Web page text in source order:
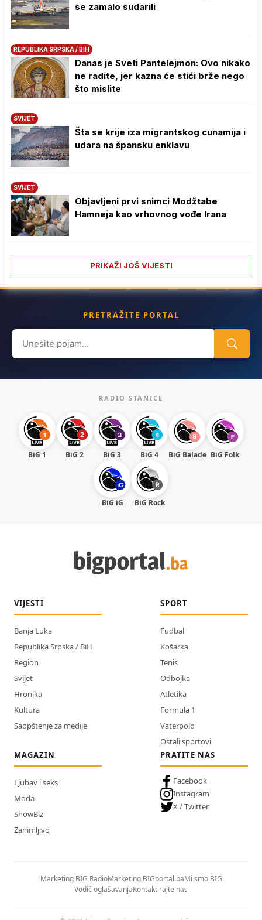
se zamalo sudarili
REPUBLIKA SRPSKA / BIH
Danas je Sveti Pantelejmon: Ovo nikako
ne radite, jer kazna će stići brže nego
što mislite
SVIJET
Šta se krije iza migrantskog cunamija i
udara na špansku enklavu
SVIJET
Objavljeni prvi snimci Modžtabe
Hamneja kao vrhovnog vođe Irana
PRIKAŽI JOŠ VIJESTI
PRETRAŽITE PORTAL
Search
for:
RADIO STANICE
BiG 1 BiG 2 BiG 3 BiG 4 BiG Balade BiG Folk
BiG iG BiG Rock
VIJESTI
Banja Luka
Republika Srpska / BiH
Region
Svijet
Hronika
Kultura
Saopštenje za medije
SPORT
Fudbal
Košarka
Tenis
Odbojka
Atletika
Formula 1
Vaterpolo
Ostali sportovi
MAGAZIN
Ljubav i seks
Moda
ShowBiz
Zanimljivo
PRATITE NAS
Facebook
Instagram
X / Twitter
Marketing BIG RadioMarketing BIGportal.baMi smo BIG
Vodič oglašavanjaKontaktirajte nas